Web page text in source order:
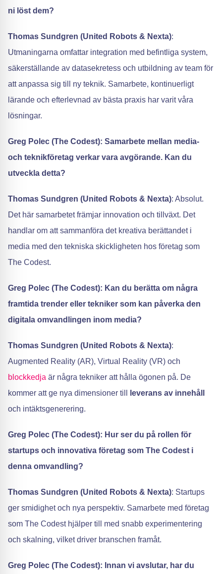
ni löst dem?
Thomas Sundgren (United Robots & Nexta):
Utmaningarna omfattar integration med befintliga system,
säkerställande av datasekretess och utbildning av team för
att anpassa sig till ny teknik. Samarbete, kontinuerligt
lärande och efterlevnad av bästa praxis har varit våra
lösningar.
Greg Polec (The Codest): Samarbete mellan media-
och teknikföretag verkar vara avgörande. Kan du
utveckla detta?
Thomas Sundgren (United Robots & Nexta): Absolut.
Det här samarbetet främjar innovation och tillväxt. Det
handlar om att sammanföra det kreativa berättandet i
media med den tekniska skickligheten hos företag som
The Codest.
Greg Polec (The Codest): Kan du berätta om några
framtida trender eller tekniker som kan påverka den
digitala omvandlingen inom media?
Thomas Sundgren (United Robots & Nexta):
Augmented Reality (AR), Virtual Reality (VR) och
blockkedja är några tekniker att hålla ögonen på. De
kommer att ge nya dimensioner till
leverans av innehåll
och intäktsgenerering.
Greg Polec (The Codest): Hur ser du på rollen för
startups och innovativa företag som The Codest i
denna omvandling?
Thomas Sundgren (United Robots & Nexta): Startups
ger smidighet och nya perspektiv. Samarbete med företag
som The Codest hjälper till med snabb experimentering
och skalning, vilket driver branschen framåt.
Greg Polec (The Codest): Innan vi avslutar, har du